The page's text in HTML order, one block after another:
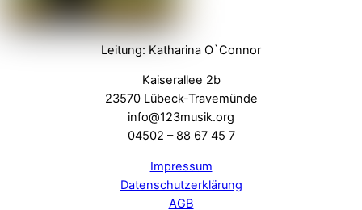
Leitung: Katharina O`Connor
Kaiserallee 2b
23570 Lübeck-Travemünde
info@123musik.org
04502 – 88 67 45 7
Impressum
Datenschutzerklärung
AGB